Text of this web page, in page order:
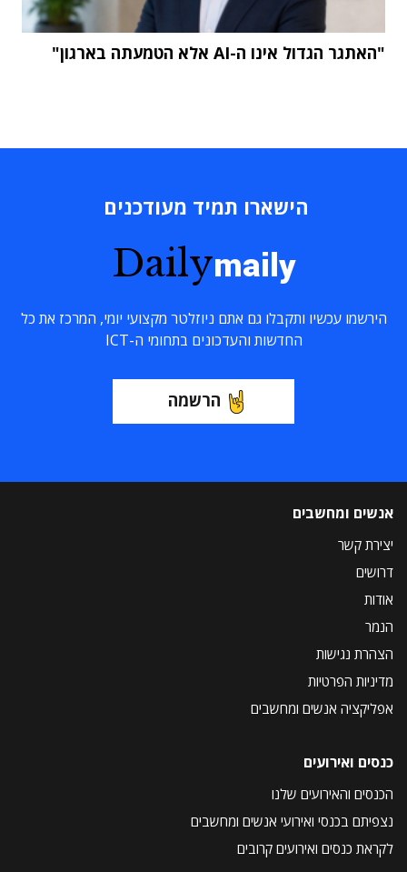
"האתגר הגדול אינו ה-AI אלא הטמעתה בארגון"
הישארו תמיד מעודכנים
Dailymaily
הירשמו עכשיו ותקבלו גם אתם ניוזלטר מקצועי יומי, המרכז את כל
החדשות והעדכונים בתחומי ה-ICT
הרשמה
אנשים ומחשבים
יצירת קשר
דרושים
אודות
הנמר
הצהרת נגישות
מדיניות הפרטיות
אפליקציה אנשים ומחשבים
כנסים ואירועים
הכנסים והאירועים שלנו
נצפיתם בכנסי ואירועי אנשים ומחשבים
לקראת כנסים ואירועים קרובים